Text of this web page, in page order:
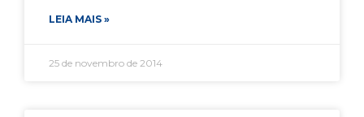
LEIA MAIS »
25 de novembro de 2014